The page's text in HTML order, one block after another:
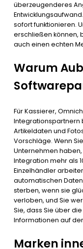
überzeugenderes
sofort funktionieren.
erschließen können,
auch einen echten
Warum
Für Kassierer,
Integrationspartnern
Artikeldaten und
Vorschläge. Wenn
Unternehmen
Integration mehr als
Einzelhändler
automatischen
sterben, wenn sie
verloben, und Sie
Sie, dass Sie über
Informationen auf
Marken